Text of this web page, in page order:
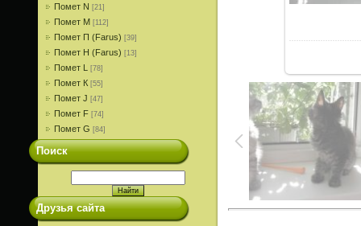
Помет N [21]
Помет M [112]
Помет П (Farus) [39]
Помет Н (Farus) [13]
Помет L [78]
Помет К [55]
Помет J [47]
Помет F [74]
Помет G [84]
Поиск
Друзья сайта